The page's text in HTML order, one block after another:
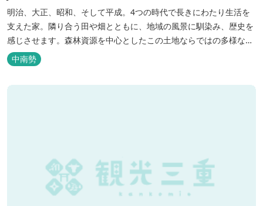
明治、大正、昭和、そして平成。4つの時代で長きにわたり生活を
支えた家。隣り合う田や畑とともに、地域の風景に馴染み、歴史を
感じさせます。森林資源を中心としたこの土地ならではの多様な自
然環境の素晴らしさを伝える情報を発信し、そして多種多様な人材
と共有することで地域産業・地域社会の発展を図るNPO法人Joint
中南勢